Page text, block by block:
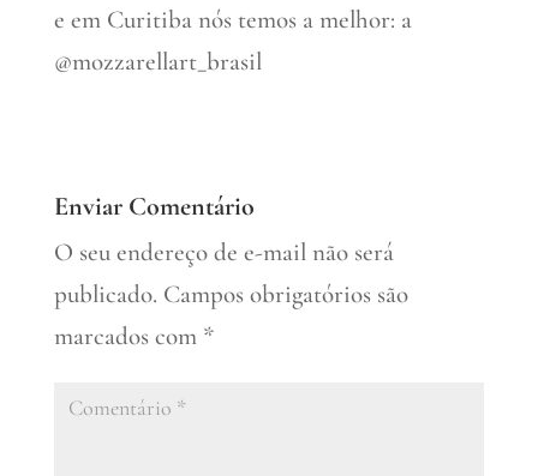
e em Curitiba nós temos a melhor: a
@mozzarellart_brasil
Enviar Comentário
O seu endereço de e-mail não será
publicado. Campos obrigatórios são
marcados com *